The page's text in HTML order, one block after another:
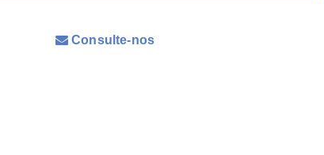
Consulte-nos